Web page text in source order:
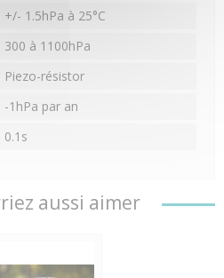
+/- 1.5hPa à 25°C
300 à 1100hPa
Piezo-résistor
-1hPa par an
0.1s
aussi aimer